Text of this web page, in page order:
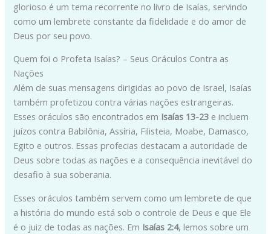
glorioso é um tema recorrente no livro de Isaías, servindo
como um lembrete constante da fidelidade e do amor de
Deus por seu povo.
Quem foi o Profeta Isaías? – Seus Oráculos Contra as
Nações
Além de suas mensagens dirigidas ao povo de Israel, Isaías
também profetizou contra várias nações estrangeiras.
Esses oráculos são encontrados em Isaías 13-23 e incluem
juízos contra Babilônia, Assíria, Filisteia, Moabe, Damasco,
Egito e outros. Essas profecias destacam a autoridade de
Deus sobre todas as nações e a consequência inevitável do
desafio à sua soberania.
Esses oráculos também servem como um lembrete de que
a história do mundo está sob o controle de Deus e que Ele
é o juiz de todas as nações. Em Isaías 2:4, lemos sobre um